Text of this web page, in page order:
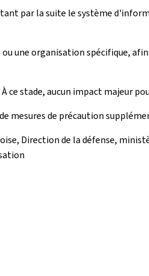
par la suite le système
une organisation spécifique,
ce stade, aucun impact majeur
mesures de précaution
Direction de la défense,